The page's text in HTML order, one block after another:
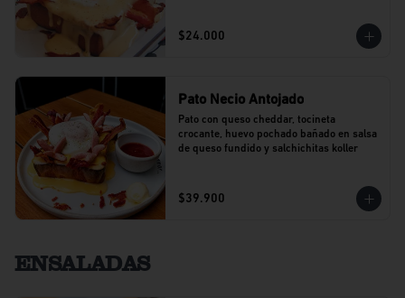
$24.000
Pato Necio Antojado
Pato con queso cheddar, tocineta
crocante, huevo pochado bañado en salsa
de queso fundido y salchichitas koller
$39.900
ENSALADAS